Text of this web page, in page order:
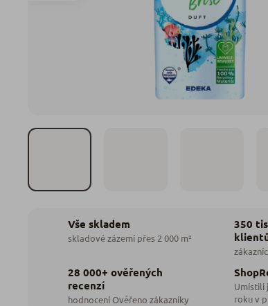
Vše skladem
skladové zázemí přes 2 000 m²
350
28 000+ ověřených
recenzí
hodnocení Ověřeno zákazníky
Umístili
roku v